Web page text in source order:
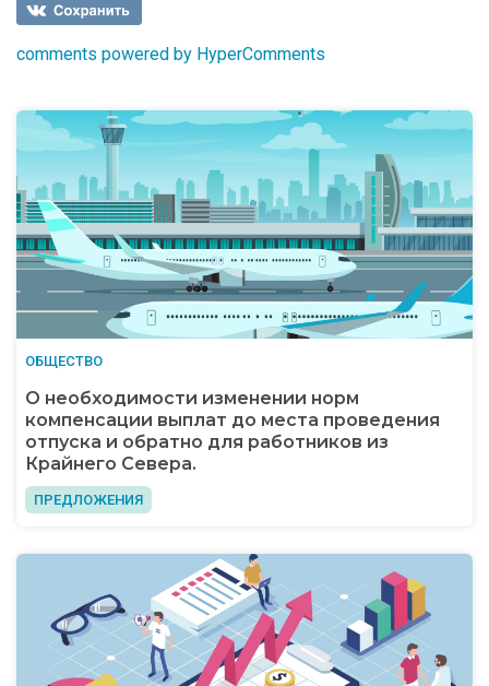
comments powered by HyperComments
ОБЩЕСТВО
О необходимости изменении норм
компенсации выплат до места проведения
отпуска и обратно для работников из
Крайнего Севера.
ПРЕДЛОЖЕНИЯ